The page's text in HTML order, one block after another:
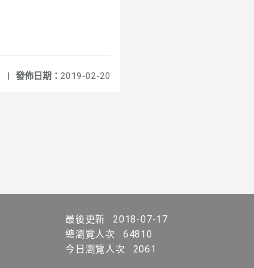
發佈日期： 2019-02-20
|
最後更新
2018-07-17
總瀏覽人次
64810
今日瀏覽人次
2061